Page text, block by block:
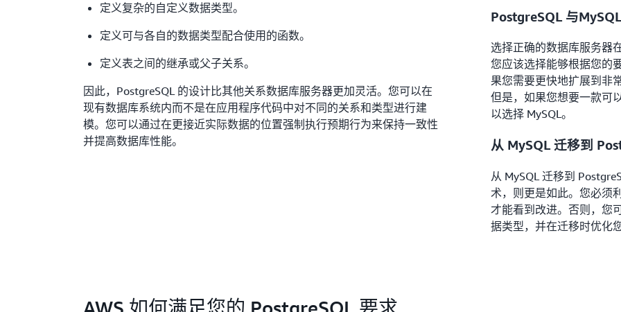
定义复杂的自定义数据类型。
定义可与各自的数据类型配合使用的函数。
定义表之间的继承或父子关系。
因此，PostgreSQL 的设计比其他关系数据库服务器更加灵活。您可以在
现有数据库系统内而不是在应用程序代码中对不同的关系和类型进行建
模。您可以通过在更接近实际数据的位置强制执行预期行为来保持一致性
并提高数据库性能。
PostgreSQL 与
选择正确的数据库服务器
您应该选择能够根据您的
果您需要更快地扩展到非
但是，如果您想要一款可
以选择 MySQL。
从 MySQL 迁移到
从 MySQL 迁移到
术，则更是如此。您必须
才能看到改进。否则，您
据类型，并在迁移时优化
AWS 如何满足您的 PostgreSQL 要求